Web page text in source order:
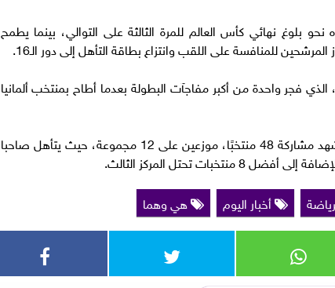
بلوغ نهائي كأس العالم للمرة الثالثة على التوالي، بينما يطمح
للمنافسة على اللقب وانتزاع بطاقة التأهل إلى دور الـ16.
فجر واحدة من أكبر مفاجآت البطولة بعدما أطاح بمنتخب ألمانيا
وتُقام بطولة كأس العالم 2026 بالنظام الجديد الذي يشهد مشاركة 48 منتخبًا، موزعين على 12 مجموعة، حيث يتأهل صاحبا
أخبار اليوم هي وهما